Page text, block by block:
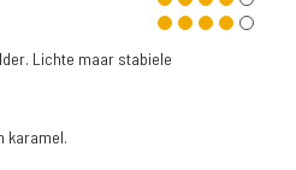
Lichte maar stabiele
karamel.